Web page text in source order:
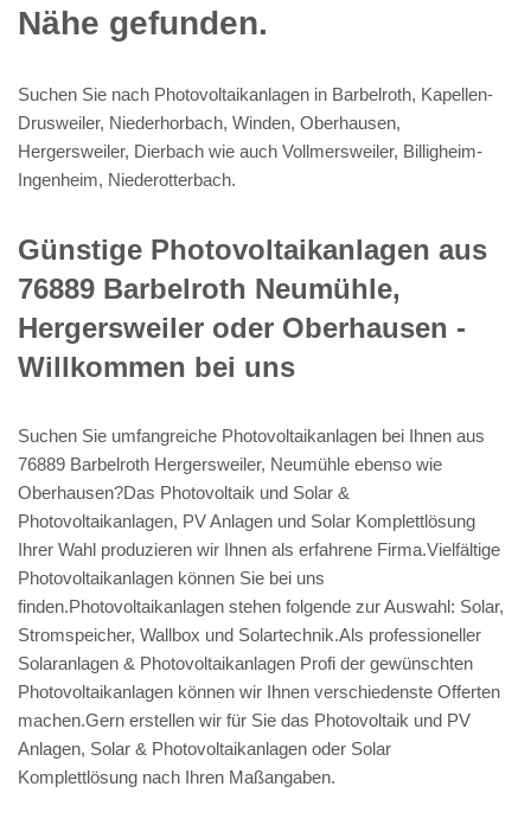
Nähe gefunden.
Suchen Sie nach Photovoltaikanlagen in Barbelroth, Kapellen-
Drusweiler, Niederhorbach, Winden, Oberhausen,
Hergersweiler, Dierbach wie auch Vollmersweiler, Billigheim-
Ingenheim, Niederotterbach.
Günstige Photovoltaikanlagen aus
76889 Barbelroth Neumühle,
Hergersweiler oder Oberhausen -
Willkommen bei uns
Suchen Sie umfangreiche Photovoltaikanlagen bei Ihnen aus
76889 Barbelroth Hergersweiler, Neumühle ebenso wie
Oberhausen?Das Photovoltaik und Solar &
Photovoltaikanlagen, PV Anlagen und Solar Komplettlösung
Ihrer Wahl produzieren wir Ihnen als erfahrene Firma.Vielfältige
Photovoltaikanlagen können Sie bei uns
finden.Photovoltaikanlagen stehen folgende zur Auswahl: Solar,
Stromspeicher, Wallbox und Solartechnik.Als professioneller
Solaranlagen & Photovoltaikanlagen Profi der gewünschten
Photovoltaikanlagen können wir Ihnen verschiedenste Offerten
machen.Gern erstellen wir für Sie das Photovoltaik und PV
Anlagen, Solar & Photovoltaikanlagen oder Solar
Komplettlösung nach Ihren Maßangaben.